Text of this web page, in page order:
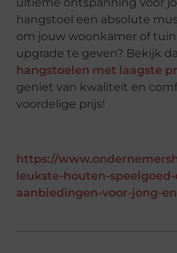
hangstoel een absolute
om jouw woonkamer of
upgrade te geven? Bekijk
hangstoelen met laagste
geniet van kwaliteit en
voordelige prijs!
https://
leukste-houten-
aanbiedingen-voor-jong-